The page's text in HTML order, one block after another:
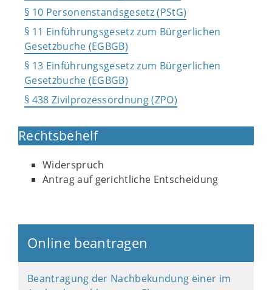
§ 10 Personenstandsgesetz (PStG)
§ 11 Einführungsgesetz zum Bürgerlichen
Gesetzbuche (EGBGB)
§ 13 Einführungsgesetz zum Bürgerlichen
Gesetzbuche (EGBGB)
§ 438 Zivilprozessordnung (ZPO)
Rechtsbehelf
Widerspruch
Antrag auf gerichtliche Entscheidung
Online beantragen
Beantragung der Nachbekundung einer im